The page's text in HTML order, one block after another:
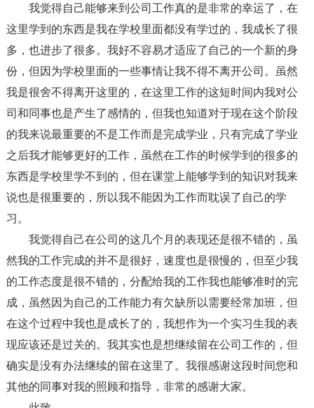
我觉得自己能够来到公司工作真的是非常的幸运了，在
这里学到的东西是我在学校里面都没有学过的，我成长了很
多，也进步了很多。我好不容易才适应了自己的一个新的身
份，但因为学校里面的一些事情让我不得不离开公司。虽然
我是很舍不得离开这里的，在这里工作的这短时间内我对公
司和同事也是产生了感情的，但我也知道对于现在这个阶段
的我来说最重要的不是工作而是完成学业，只有完成了学业
之后我才能够更好的工作，虽然在工作的时候学到的很多的
东西是学校里学不到的，但在课堂上能够学到的知识对我来
说也是很重要的，所以我不能因为工作而耽误了自己的学
习。
我觉得自己在公司的这几个月的表现还是很不错的，虽
然我的工作完成的并不是很好，速度也是很慢的，但至少我
的工作态度是很不错的，分配给我的工作我也能够准时的完
成，虽然因为自己的工作能力有欠缺所以需要经常加班，但
在这个过程中我也是成长了的，我想作为一个实习生我的表
现应该还是过关的。我其实也是想继续留在公司工作的，但
确实是没有办法继续的留在这里了。我很感谢这段时间您和
其他的同事对我的照顾和指导，非常的感谢大家。